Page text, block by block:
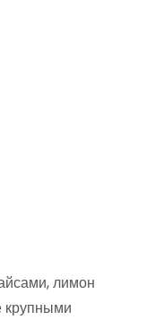
лимон
крупными